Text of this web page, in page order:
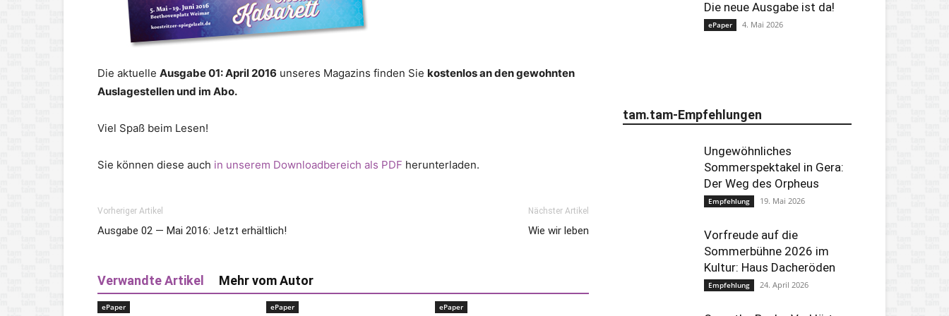
Die aktuelle Ausgabe 01: April 2016 unseres Magazins finden Sie kostenlos an den gewohnten
Auslagestellen und im Abo.
Viel Spaß beim Lesen!
Sie können diese auch in unserem Downloadbereich als PDF herunterladen.
Vorheriger Artikel
Ausgabe 02 — Mai 2016: Jetzt erhältlich!
Nächster Artikel
Wie wir leben
Verwandte Artikel Mehr vom Autor
ePaper ePaper ePaper
Die neue Ausgabe ist da!
ePaper 4. Mai 2026
tam.tam-Empfehlungen
Ungewöhnliches
Sommerspektakel in Gera:
Der Weg des Orpheus
Empfehlung 19. Mai 2026
Vorfreude auf die
Sommerbühne 2026 im
Kultur: Haus Dacheröden
Empfehlung 24. April 2026